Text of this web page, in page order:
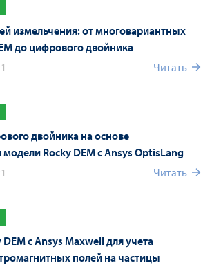
измельчения: от многовариантных
до цифрового двойника
Читать
двойника на основе
Rocky DEM с Ansys OptisLang
Читать
с Ansys Maxwell для учета
полей на частицы